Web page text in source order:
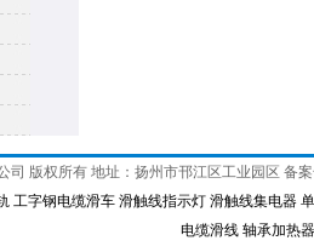
司 版权所有 地址：扬州市邗江区工业园区 备
工字钢电缆滑车 滑触线指示灯 滑触线集电器
电缆滑线 轴承加热器